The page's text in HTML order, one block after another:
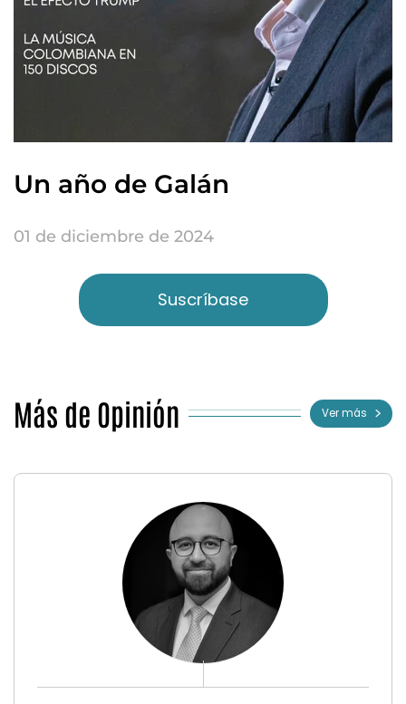
Un año de Galán
01 de diciembre de 2024
Suscríbase
Más de Opinión Ver más